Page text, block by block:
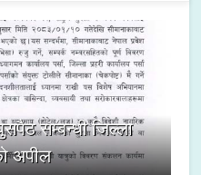
सम्बन्धी जिल्ला
अपील